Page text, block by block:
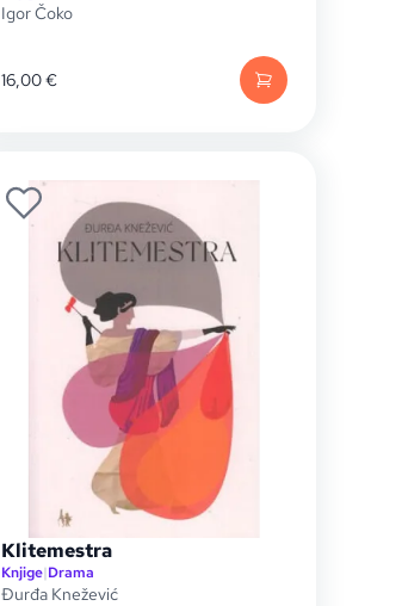
Igor Čoko
16,00€
Klitemestra
Knjige|Drama
Đurđa Knežević